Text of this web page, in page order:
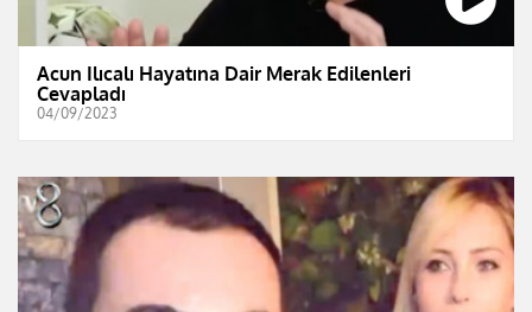
Acun Ilıcalı Hayatına Dair Merak Edilenleri
Cevapladı
04/09/2023